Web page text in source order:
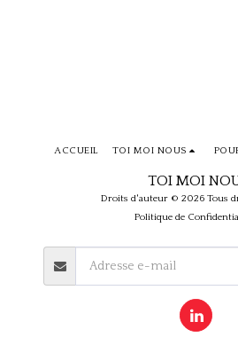
TOI MOI
Droits d'auteur © 2026 Tous
Politique de
ACCUEIL TOI MOI NOUS